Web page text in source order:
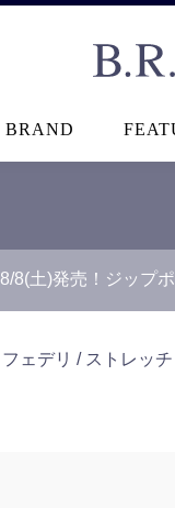
BRAND
8/8(土)発売！ジップ
フェデリ / ストレッ